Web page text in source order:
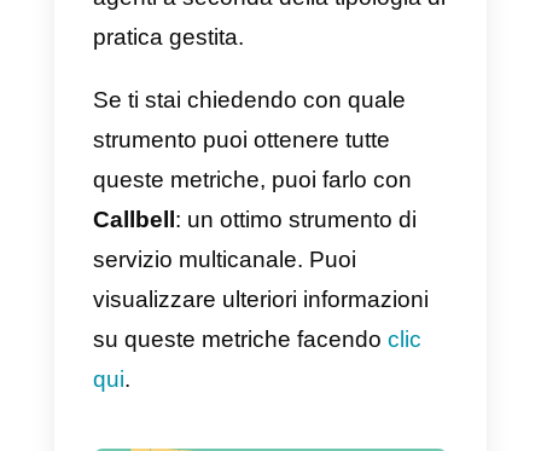
da poco tempo.
6) Routing automatico
Disponibile solo negli account
utilizzano il routing automatico
della chat. Questo rapporto
configurate nel flusso di routing